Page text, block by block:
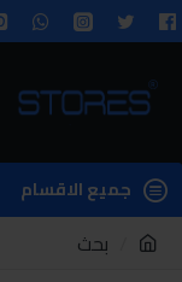
جميع الاقسام
بحث